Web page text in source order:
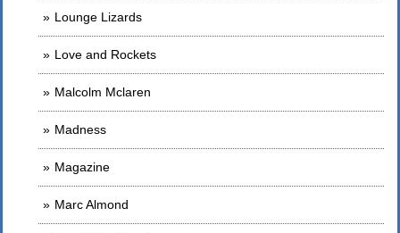
Lounge Lizards
Love and Rockets
Malcolm Mclaren
Madness
Magazine
Marc Almond